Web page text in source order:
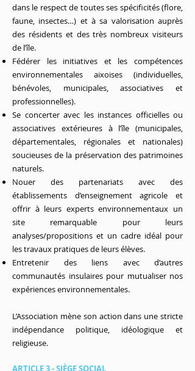
dans le respect de toutes ses spécificités (flore,
faune, insectes…) et à sa valorisation auprès
des résidents et des très nombreux visiteurs
de l’île.
Fédérer les initiatives et les compétences
environnementales aixoises (individuelles,
bénévoles, municipales, associatives et
professionnelles).
Se concerter avec les instances officielles ou
associatives extérieures à l’île (municipales,
départementales, régionales et nationales)
soucieuses de la préservation des patrimoines
naturels.
Nouer des partenariats avec des
établissements d’enseignement agricole et
offrir à leurs experts environnementaux un
site remarquable pour leurs
analyses/propositions et un cadre idéal pour
les travaux pratiques de leurs élèves.
Entretenir des liens avec d’autres
communautés insulaires pour mutualiser nos
expériences environnementales.
L’Association mène son action dans une stricte
indépendance politique, idéologique et
religieuse.
ARTICLE 3 - SIÈGE SOCIAL